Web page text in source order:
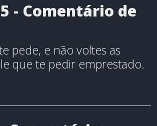
- Comentário de
pede, e não voltes as
que te pedir emprestado.